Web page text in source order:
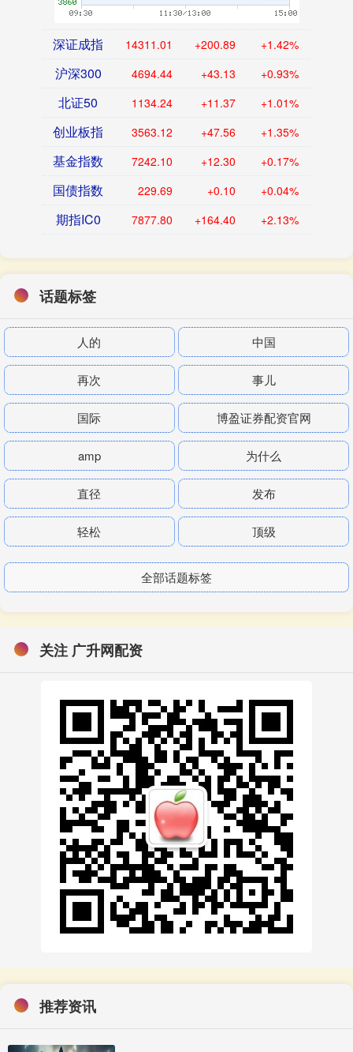
深证成指 14311.01 +200.89 +1.42%
沪深300 4694.44 +43.13 +0.93%
北证50 1134.24 +11.37 +1.01%
创业板指 3563.12 +47.56 +1.35%
基金指数 7242.10 +12.30 +0.17%
国债指数 229.69 +0.10 +0.04%
期指IC0 7877.80 +164.40 +2.13%
话题标签
人的 中国
再次 事儿
国际 博盈证券配资官网
amp 为什么
直径 发布
轻松 顶级
全部话题标签
关注 广升网配资
推荐资讯